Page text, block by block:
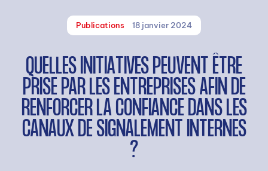
Publications 18 janvier 2024
QUELLES INITIATIVES PEUVENT ÊTRE
PRISE PAR LES ENTREPRISES AFIN DE
RENFORCER LA CONFIANCE DANS LES
CANAUX DE SIGNALEMENT INTERNES
?